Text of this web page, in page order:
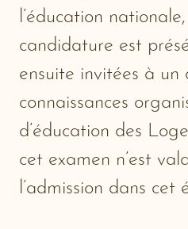
l’éducation
candidature est
ensuite invitées à un
connaissances
d’éducation des
cet examen n’est
l’admission dans cet